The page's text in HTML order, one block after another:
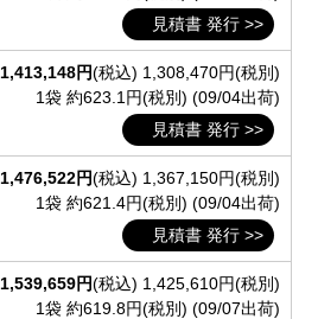
見積書 発行 >>
1,413,148円(税込) 1,308,470円(税別)
1袋 約623.1円(税別) (09/04出荷)
見積書 発行 >>
1,476,522円(税込) 1,367,150円(税別)
1袋 約621.4円(税別) (09/04出荷)
見積書 発行 >>
1,539,659円(税込) 1,425,610円(税別)
1袋 約619.8円(税別) (09/07出荷)